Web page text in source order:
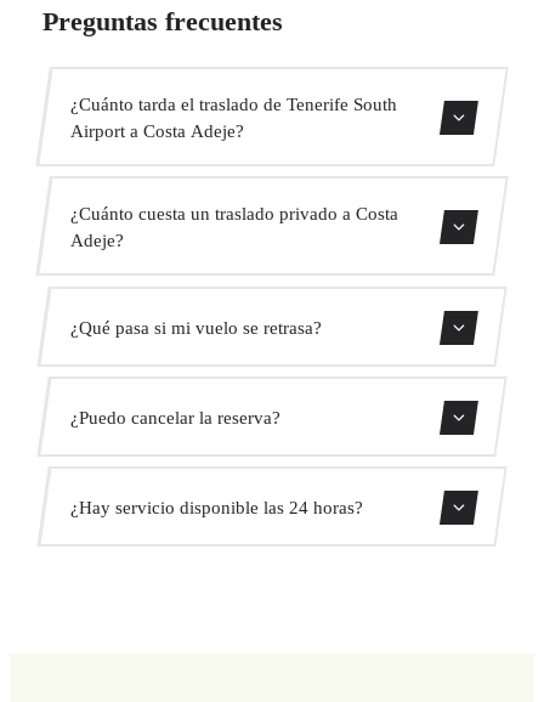
Preguntas frecuentes
¿Cuánto tarda el traslado de Tenerife South
Airport a Costa Adeje?
¿Cuánto cuesta un traslado privado a Costa
Adeje?
Usa nuestro formulario de reserva para obtener un precio
fijo al instante. Sin cargos ocultos.
¿Qué pasa si mi vuelo se retrasa?
conductor ajustará automáticamente la hora de recogida
sin coste adicional.
¿Puedo cancelar la reserva?
recogida.
¿Hay servicio disponible las 24 horas?